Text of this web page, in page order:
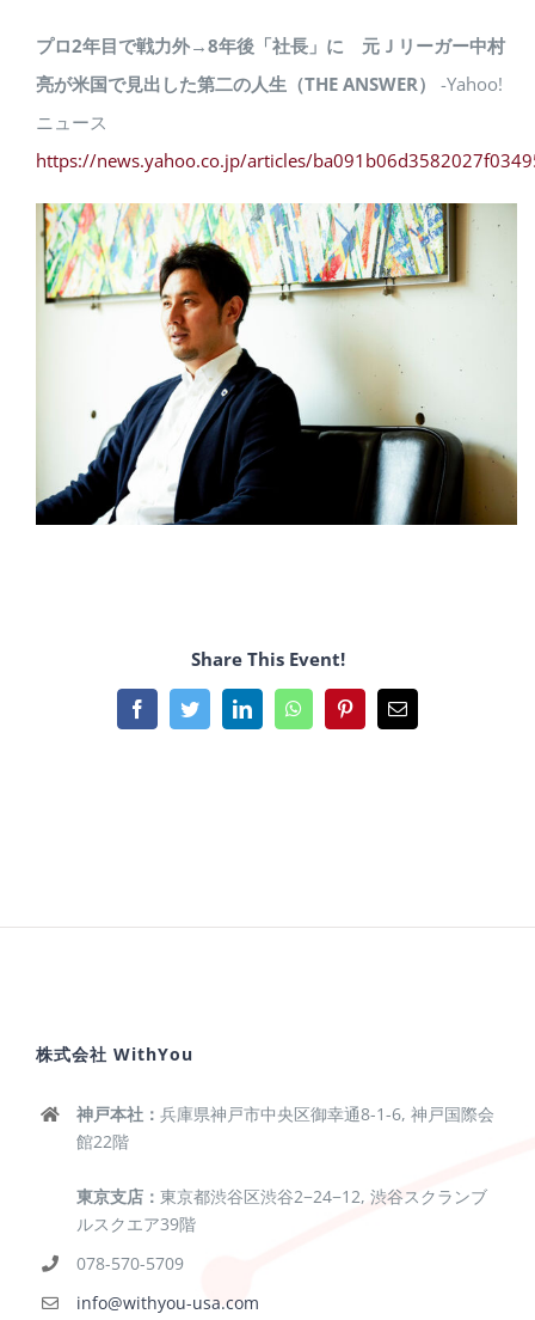
プロ2年目で戦力外→8年後「社長」に 元Ｊリーガー中村
亮が米国で見出した第二の人生（THE ANSWER）
-Yahoo!
ニュース
https://news.yahoo.co.jp/articles/
Share This Event!
FacebookTwitterLinkedInWhatsAppPinterest
電
株式会社 WithYou
神戸本社： 兵庫県神戸市中央区御幸通8-1-6, 神戸国際会
館22階
東京支店： 東京都渋谷区渋谷2−24−12, 渋谷スクランブ
ルスクエア39階
078-570-5709
info@withyou-usa.com